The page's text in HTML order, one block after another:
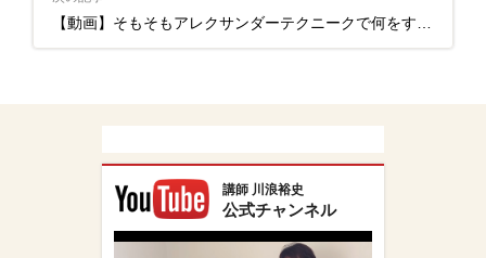
【動画】そもそもアレクサンダーテクニークで何をするのか
講師 川浪裕史
公式チャンネル